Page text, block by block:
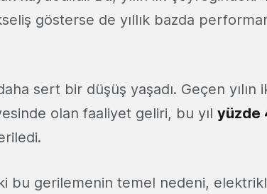
gösterse de yıllık bazda
sert bir düşüş yaşadı. Geçen yılın
olan faaliyet geliri, bu yıl yüzde
bu gerilemenin temel nedeni,